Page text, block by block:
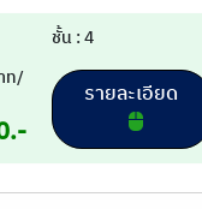
ชั้น : 4
ท/